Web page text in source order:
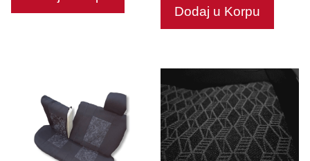
Dodaj u Korpu